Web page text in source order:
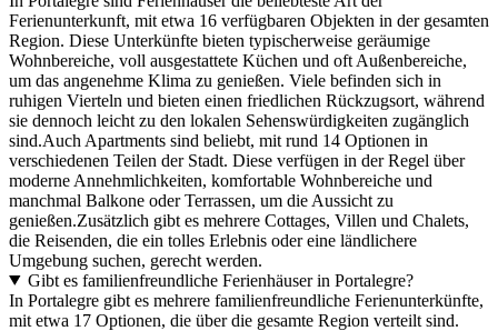
Ferienunterkunft, mit etwa 16 verfügbaren Objekten in der gesamten
Region. Diese Unterkünfte bieten typischerweise geräumige
Wohnbereiche, voll ausgestattete Küchen und oft Außenbereiche,
um das angenehme Klima zu genießen. Viele befinden sich in
ruhigen Vierteln und bieten einen friedlichen Rückzugsort, während
sie dennoch leicht zu den lokalen Sehenswürdigkeiten zugänglich
sind.Auch Apartments sind beliebt, mit rund 14 Optionen in
verschiedenen Teilen der Stadt. Diese verfügen in der Regel über
moderne Annehmlichkeiten, komfortable Wohnbereiche und
manchmal Balkone oder Terrassen, um die Aussicht zu
genießen.Zusätzlich gibt es mehrere Cottages, Villen und Chalets,
die Reisenden, die ein tolles Erlebnis oder eine ländlichere
Umgebung suchen, gerecht werden.
Gibt es familienfreundliche Ferienhäuser in Portalegre?
In Portalegre gibt es mehrere familienfreundliche Ferienunterkünfte,
mit etwa 17 Optionen, die über die gesamte Region verteilt sind.